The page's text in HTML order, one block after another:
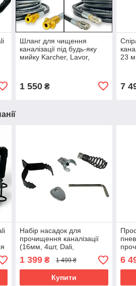
Шланг для чищення
каналізації під будь-яку
мийку Karcher, Lavor,
1 550₴
23 м
7
Набір насадок для
прочищення каналізації
(16мм, 4шт, Dali,
1 399₴ 1 499 ₴
Купити
6